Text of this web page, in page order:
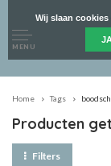
MENU
Home Tags
Producten
Filters
Wij slaan